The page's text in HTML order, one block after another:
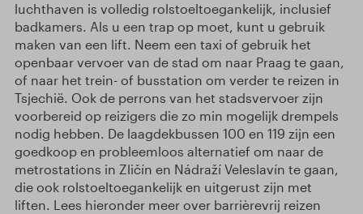
luchthaven is volledig rolstoeltoegankelijk, inclusief
badkamers. Als u een trap op moet, kunt u gebruik
maken van een lift. Neem een taxi of gebruik het
openbaar vervoer van de stad om naar Praag te gaan,
of naar het trein- of busstation om verder te reizen in
Tsjechië. Ook de perrons van het stadsvervoer zijn
voorbereid op reizigers die zo min mogelijk drempels
nodig hebben. De laagdekbussen 100 en 119 zijn een
goedkoop en probleemloos alternatief om naar de
metrostations in Zličín en Nádraží Veleslavín te gaan,
die ook rolstoeltoegankelijk en uitgerust zijn met
liften. Lees hieronder meer over barrièrevrij reizen